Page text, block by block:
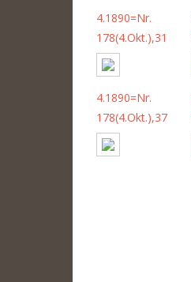
4.1890=Nr.
178(4.Okt.),31
4.1890=Nr.
178(4.Okt.),37